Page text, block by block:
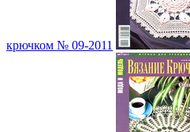
крючком № 09-2011